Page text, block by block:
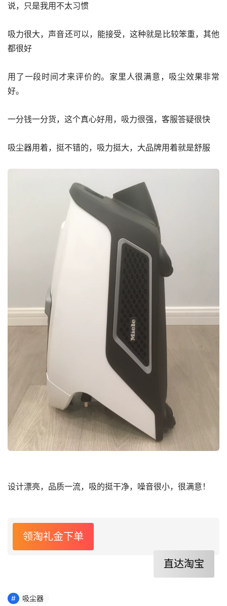
说，只是我用不太习惯
吸力很大，声音还可以，能接受，这种就是比较笨重，其他
都很好
用了一段时间才来评价的。家里人很满意，吸尘效果非常
好。
一分钱一分货，这个真心好用，吸力很强，客服答疑很快
吸尘器用着，挺不错的，吸力挺大，大品牌用着就是舒服
设计漂亮，品质一流，吸的挺干净，噪音很小，很满意！
领淘礼金下单
直达淘宝
吸尘器